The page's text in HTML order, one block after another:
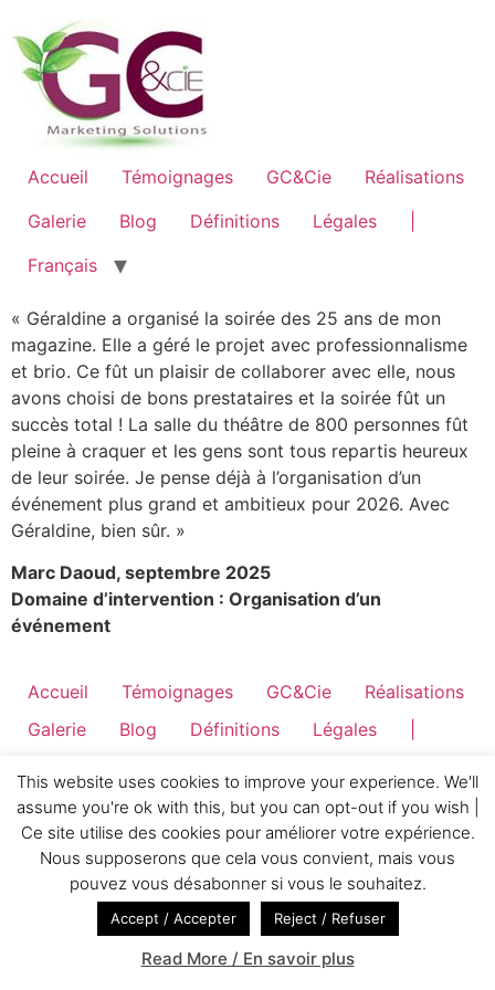
Accueil Témoignages GC&Cie
Réalisations
Galerie
Blog Définitions Légales
Français
« Géraldine a organisé la soirée des 25 ans de mon
magazine. Elle a géré le projet avec professionnalisme
et brio. Ce fût un plaisir de collaborer avec elle, nous
avons choisi de bons prestataires et la soirée fût un
succès total ! La salle du théâtre de 800 personnes fût
pleine à craquer et les gens sont tous repartis heureux
de leur soirée. Je pense déjà à l’organisation d’un
événement plus grand et ambitieux pour 2026. Avec
Géraldine, bien sûr. »
Marc Daoud, septembre 2025
Domaine d’intervention : Organisation d’un
événement
Accueil Témoignages GC&Cie
Réalisations
Galerie
Blog Définitions Légales
This website uses cookies to improve your experience. We'll
assume you're ok with this, but you can opt-out if you wish |
Ce site utilise des cookies pour améliorer votre expérience.
Nous supposerons que cela vous convient, mais vous
pouvez vous désabonner si vous le souhaitez.
Accept / Accepter Reject / Refuser
Read More / En savoir plus